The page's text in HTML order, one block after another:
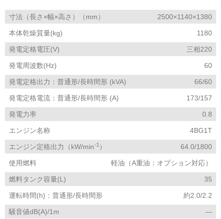
寸法（長さ×幅×高さ）（mm） 2500×1140×1380
本体乾燥質量(kg) 1180
発電定格電圧(V) 三相220
発電周波数(Hz) 60
発電定格出力：普通形/長時間形 (kVA) 66/60
発電定格電流：普通形/長時間形 (A) 173/157
発電力率 0.8
エンジン名称 4BG1T
エンジン定格出力（kW/min-1 ） 64.0/1800
使用燃料 軽油（A重油：オプション対応）
燃料タンク容量(L) 35
運転時間(h)：普通形/長時間形 約2.0/2.2
騒音値dB(A)/1m ―